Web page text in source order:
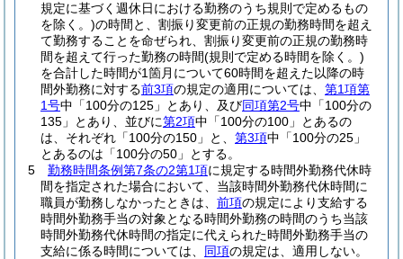
規定に基づく週休日における勤務のうち規則で定めるもの
を除く。)の時間と、割振り変更前の正規の勤務時間を超え
て勤務することを命ぜられ、割振り変更前の正規の勤務時
間を超えて行った勤務の時間(規則で定める時間を除く。)
を合計した時間が1箇月について60時間を超えた以降の時
間外勤務に対する前3項の規定の適用については、 第1項第
1号中「100分の125」とあり、及び同項第2号中「100分の
135」とあり、並びに第2項中「100分の100」とあるの
は、それぞれ「100分の150」と、 第3項中「100分の25」
とあるのは「100分の50」とする。
5
勤務時間条例第7条の2第1項に規定する時間外勤務代休時
間を指定された場合において、当該時間外勤務代休時間に
職員が勤務しなかったときは、 前項の規定により支給する
時間外勤務手当の対象となる時間外勤務の時間のうち当該
時間外勤務代休時間の指定に代えられた時間外勤務手当の
支給に係る時間については、 同項の規定は、適用しない。